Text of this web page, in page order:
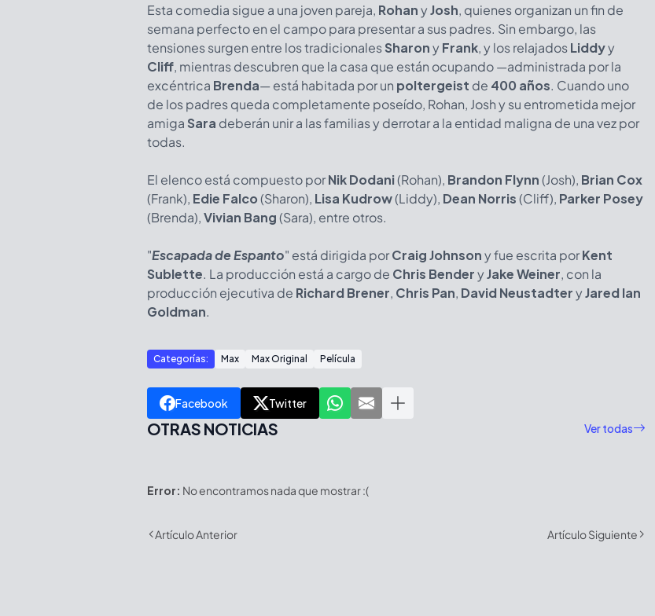
Esta comedia sigue a una joven pareja, RohanyJosh, quienes organizan un fin de
semana perfecto en el campo para presentar a sus padres. Sin embargo, las
tensiones surgen entre los tradicionalesSharonyFrank, y los relajadosLiddyy
Cliff, mientras descubren que la casa que están ocupando —administrada por la
excéntrica Brenda— está habitada por un poltergeist de 400 años. Cuando uno
de los padres queda completamente poseído, Rohan, Josh y su entrometida mejor
amiga Sara deberán unir a las familias y derrotar a la entidad maligna de una vez por
todas.
El elenco está compuesto porNik Dodani(Rohan), Brandon Flynn(Josh), Brian Cox
(Frank), Edie Falco(Sharon), Lisa Kudrow(Liddy), Dean Norris(Cliff), Parker Posey
(Brenda),Vivian Bang(Sara), entre otros.
"Escapada de Espanto" está dirigida porCraig Johnsony fue escrita porKent
Sublette. La producción está a cargo de Chris BenderyJake Weiner, con la
producción ejecutiva de Richard Brener, Chris Pan, David NeustadteryJared Ian
Goldman.
Categorías: Max Max Original Película
Facebook Twitter
OTRAS NOTICIAS Ver todas
Error: No encontramos nada que mostrar :(
Artículo Anterior Artículo Siguiente